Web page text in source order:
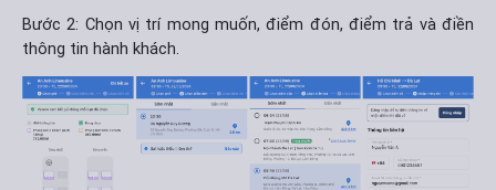
Bước 2: Chọn vị trí mong muốn, điểm đón, điểm trả và điền
thông tin hành khách.